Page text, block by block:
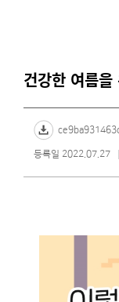
건강한 여름
등록일 2022.07.27